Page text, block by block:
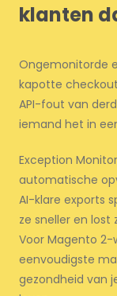
klanten
Ongemonitorde
kapotte
API-fout van
iemand het in
Exception
automatische
AI-klare exports
ze sneller en
Voor Magento 2-
eenvoudigste
gezondheid van